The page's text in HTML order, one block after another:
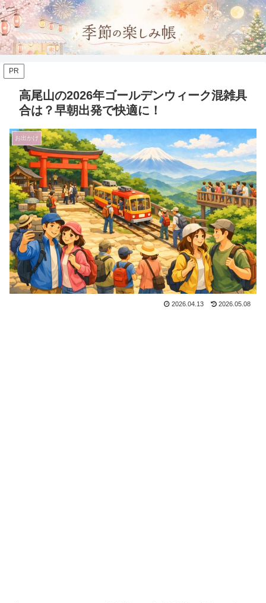
PR
高尾山の2026年ゴールデンウィーク混雑具
合は？早朝出発で快適に！
お出かけ
2026.04.13 2026.05.08